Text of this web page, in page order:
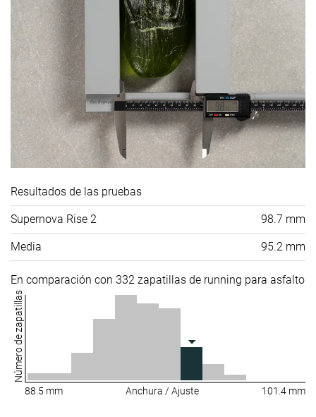
Resultados de las pruebas
Supernova Rise 2 98.7 mm
Media 95.2 mm
En comparación con 332 zapatillas de running para asfalto
Número de zapatillas
88.5 mm Anchura / Ajuste 101.4 mm